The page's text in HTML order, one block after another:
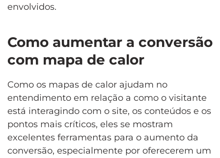
envolvidos.
Como aumentar a conversão
com mapa de calor
Como os mapas de calor ajudam no
entendimento em relação a como o visitante
está interagindo com o site, os conteúdos e os
pontos mais críticos, eles se mostram
excelentes ferramentas para o aumento da
conversão, especialmente por oferecerem um